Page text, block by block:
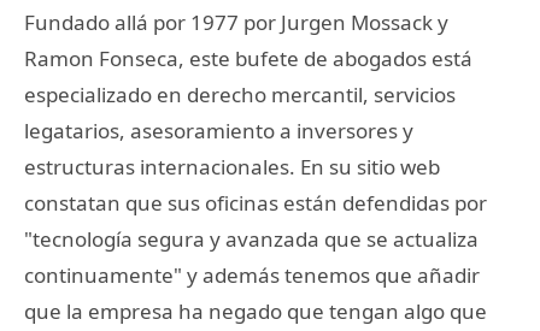
Fundado allá por 1977 por Jurgen Mossack y
Ramon Fonseca, este bufete de abogados está
especializado en derecho mercantil, servicios
legatarios, asesoramiento a inversores y
estructuras internacionales. En su sitio web
constatan que sus oficinas están defendidas por
"tecnología segura y avanzada que se actualiza
continuamente" y además tenemos que añadir
que la empresa ha negado que tengan algo que